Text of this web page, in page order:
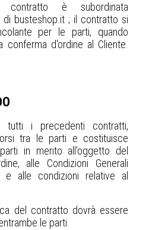
è subordinata
busteshop.it ; il contratto si
per le parti, quando
conferma d'ordine al Cliente.
tutti i precedenti contratti,
tra le parti e costituisce
in merito all'oggetto del
alle Condizioni Generali
alle condizioni relative al
del contratto dovrà essere
le parti.